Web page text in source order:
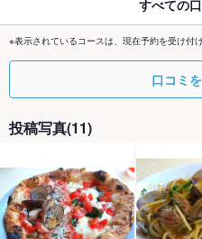
すべての
※表示されているコースは、現在予約を受け付
口コミ
投稿写真(11)